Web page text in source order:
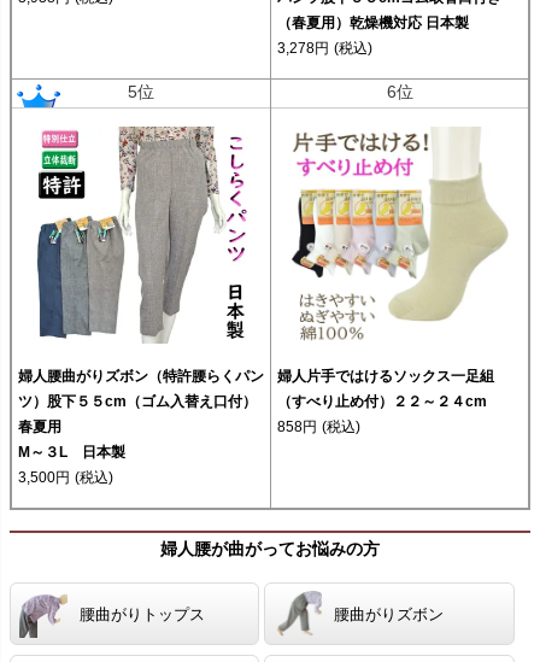
（春夏用）乾燥機対応 日本製
3,278円 (税込)
5位
婦人腰曲がりズボン（特許腰らくパン
ツ）股下５５cm（ゴム入替え口付）
春夏用
M～３L 日本製
3,500円 (税込)
6位
婦人片手ではけるソックス一足組
（すべり止め付）２２～２４cm
858円 (税込)
婦人腰が曲がってお悩みの方
腰曲がりトップス 腰曲がりズボン